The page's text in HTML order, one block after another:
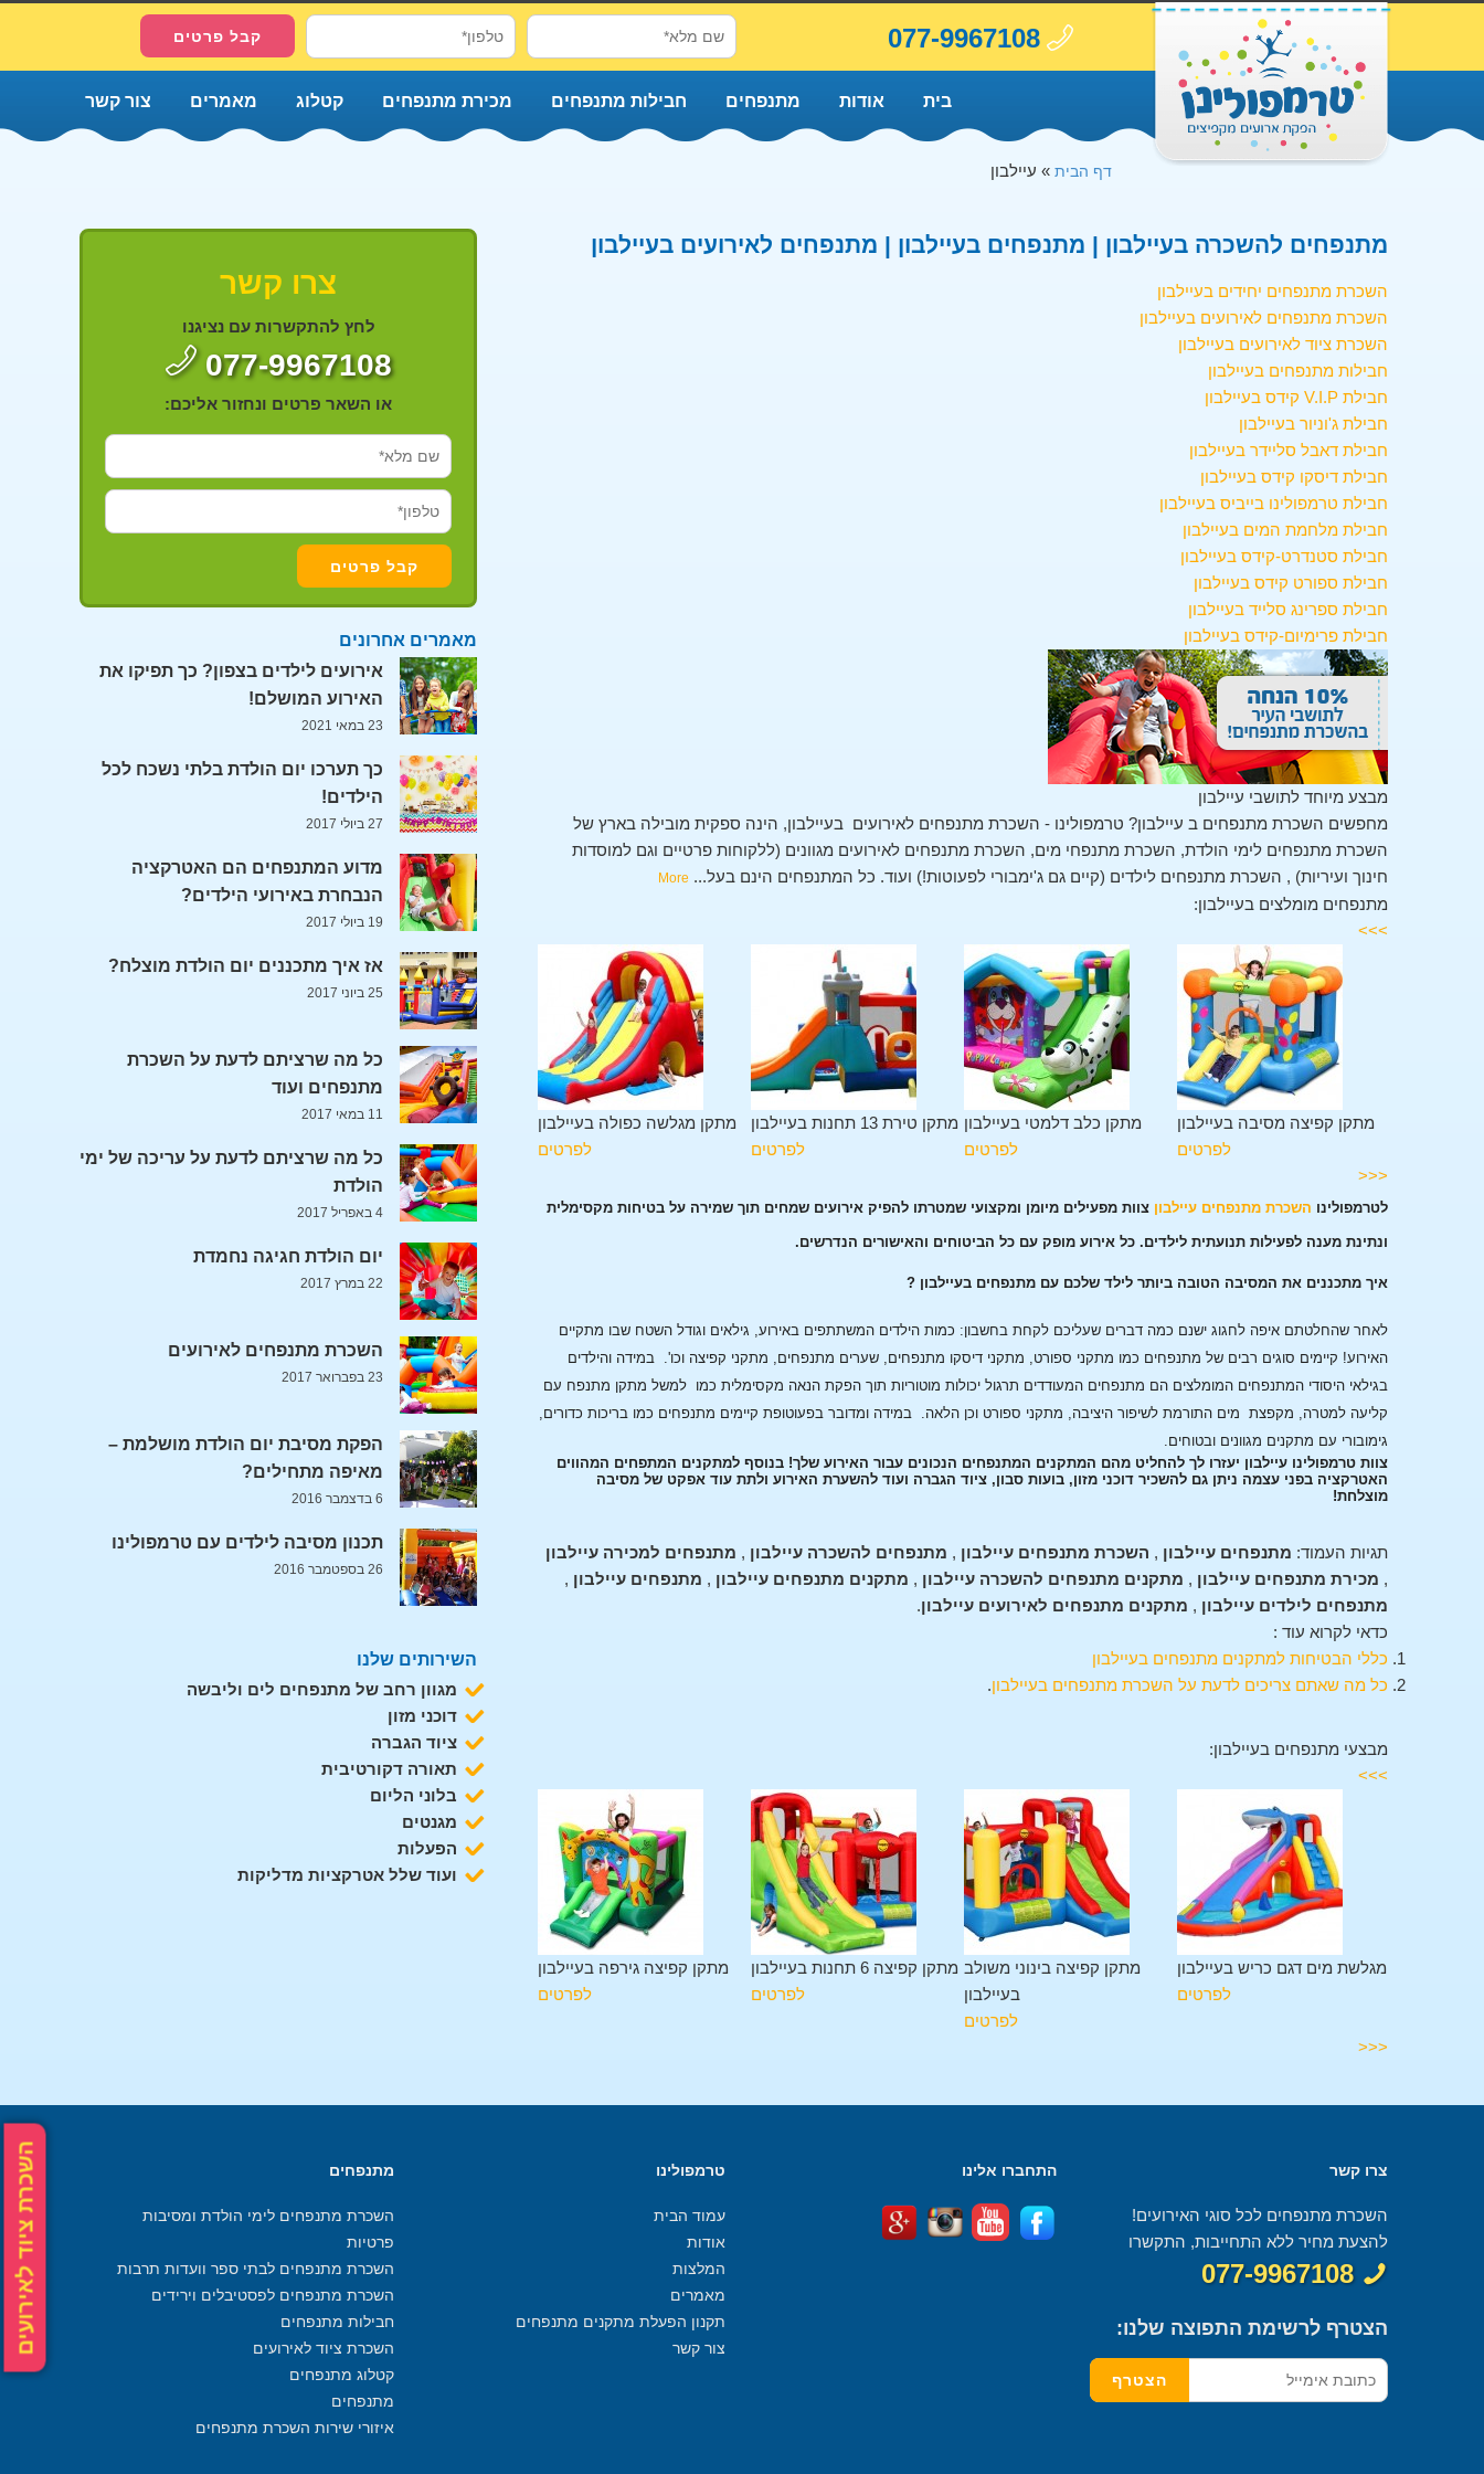
השכרת ציוד לאירועים
077-9967108
בית אודות מתנפחים חבילות מתנפחים מכירת מתנפחים קטלוג מאמרים צור קשר
דף הבית » עיילבון
מתנפחים להשכרה בעיילבון | מתנפחים בעיילבון | מתנפחים לאירועים בעיילבון
השכרת מתנפחים יחידים בעיילבון
השכרת מתנפחים לאירועים בעיילבון
השכרת ציוד לאירועים בעיילבון
חבילות מתנפחים בעיילבון
חבילת V.I.P קידס בעיילבון
חבילת ג'וניור בעיילבון
חבילת דאבל סליידר בעיילבון
חבילת דיסקו קידס בעיילבון
חבילת טרמפולינו בייביס בעיילבון
חבילת מלחמת המים בעיילבון
חבילת סטנדרט-קידס בעיילבון
חבילת ספורט קידס בעיילבון
חבילת ספרינג סלייד בעיילבון
חבילת פרימיום-קידס בעיילבון
מבצע מיוחד לתושבי עיילבון
מחפשים השכרת מתנפחים ב עיילבון? טרמפולינו - השכרת מתנפחים לאירועים בעיילבון, הינה ספקית מובילה בארץ של
השכרת מתנפחים לימי הולדת, השכרת מתנפחי מים, השכרת מתנפחים לאירועים מגוונים (ללקוחות פרטיים וגם למוסדות
חינוך ועיריות) , השכרת מתנפחים לילדים (קיים גם ג'ימבורי לפעוטות!) ועוד. כל המתנפחים הינם בעל...
More
מתנפחים מומלצים בעיילבון:
>>>
מתקן מגלשה כפולה בעיילבון
לפרטים
מתקן טירת 13 תחנות בעיילבון
לפרטים
מתקן כלב דלמטי בעיילבון
לפרטים
מתקן קפיצה מסיבה בעיילבון
לפרטים
<<<
לטרמפולינו השכרת מתנפחים עיילבון צוות מפעילים מיומן ומקצועי שמטרתו להפיק אירועים שמחים תוך שמירה על בטיחות מקסימלית
ונתינת מענה לפעילות תנועתית לילדים. כל אירוע מופק עם כל הביטוחים והאישורים הנדרשים.
איך מתכננים את המסיבה הטובה ביותר לילד שלכם עם מתנפחים בעיילבון ?
לאחר שהחלטתם איפה לחגוג ישנם כמה דברים שעליכם לקחת בחשבון: כמות הילדים המשתתפים באירוע, גילאים וגודל השטח שבו מתקיים
האירוע! קיימים סוגים רבים של מתנפחים כמו מתקני ספורט, מתקני דיסקו מתנפחים, שערים מתנפחים, מתקני קפיצה וכו'. במידה והילדים
בגילאי היסודי המתנפחים המומלצים הם מתנפחים המעודדים תרגול יכולות מוטוריות תוך הפקת הנאה מקסימלית כמו למשל מתקן מתנפח עם
קליעה למטרה, מקפצת מים התורמת לשיפור היציבה, מתקני ספורט וכן הלאה. במידה ומדובר בפעוטופת קיימים מתנפחים כמו בריכות כדורים,
גימובורי עם מתקנים מגוונים ובטוחים.
צוות טרמפולינו עיילבון יעזרו לך להחליט מהם המתקנים המתנפחים הנכונים עבור האירוע שלך! בנוסף למתקנים המתפחים המהווים
האטרקציה בפני עצמה ניתן גם להשכיר דוכני מזון, בועות סבון, ציוד הגברה ועוד להשערת האירוע ולתת עוד אפקט של מסיבה
מוצלחת!
תגיות העמוד: מתנפחים עיילבון , השכרת מתנפחים עיילבון , מתנפחים להשכרה עיילבון , מתנפחים למכירה עיילבון
, מכירת מתנפחים עיילבון , מתקנים מתנפחים להשכרה עיילבון , מתקנים מתנפחים עיילבון , מתנפחים עיילבון ,
מתנפחים לילדים עיילבון , מתקנים מתנפחים לאירועים עיילבון.
כדאי לקרוא עוד :
כללי הבטיחות למתקנים מתנפחים בעיילבון
כל מה שאתם צריכים לדעת על השכרת מתנפחים בעיילבון.
מבצעי מתנפחים בעיילבון:
>>>
מתקן קפיצה גירפה בעיילבון
לפרטים
מתקן קפיצה 6 תחנות בעיילבון
לפרטים
מתקן קפיצה בינוני משולב
בעיילבון
לפרטים
מגלשת מים דגם כריש בעיילבון
לפרטים
<<<
צרו קשר
לחץ להתקשרות עם נציגנו
077-9967108
או השאר פרטים ונחזור אליכם:
מאמרים אחרונים
אירועים לילדים בצפון? כך תפיקו את
האירוע המושלם!
23 במאי 2021
כך תערכו יום הולדת בלתי נשכח לכל
הילדים!
27 ביולי 2017
מדוע המתנפחים הם האטרקציה
הנבחרת באירועי הילדים?
19 ביולי 2017
אז איך מתכננים יום הולדת מוצלח?
25 ביוני 2017
כל מה שרציתם לדעת על השכרת
מתנפחים ועוד
11 במאי 2017
כל מה שרציתם לדעת על עריכה של ימי
הולדת
4 באפריל 2017
יום הולדת חגיגה נחמדת
22 במרץ 2017
השכרת מתנפחים לאירועים
23 בפברואר 2017
הפקת מסיבת יום הולדת מושלמת –
מאיפה מתחילים?
6 בדצמבר 2016
תכנון מסיבה לילדים עם טרמפולינו
26 בספטמבר 2016
השירותים שלנו
מגוון רחב של מתנפחים לים וליבשה
דוכני מזון
ציוד הגברה
תאורה דקורטיבית
בלוני הליום
מגנטים
הפעלות
ועוד שלל אטרקציות מדליקות
צרו קשר
השכרת מתנפחים לכל סוגי האירועים!
להצעת מחיר ללא התחייבות, התקשרו
077-9967108
הצטרף לרשימת התפוצה שלנו:
התחברו אלינו טרמפולינו
עמוד הבית
אודות
המלצות
מאמרים
תקנון הפעלת מתקנים מתנפחים
צור קשר
מתנפחים
השכרת מתנפחים לימי הולדת ומסיבות
פרטיות
השכרת מתנפחים לבתי ספר וועדות תרבות
השכרת מתנפחים לפסטיבלים וירידים
חבילות מתנפחים
השכרת ציוד לאירועים
קטלוג מתנפחים
מתנפחים
איזורי שירות השכרת מתנפחים